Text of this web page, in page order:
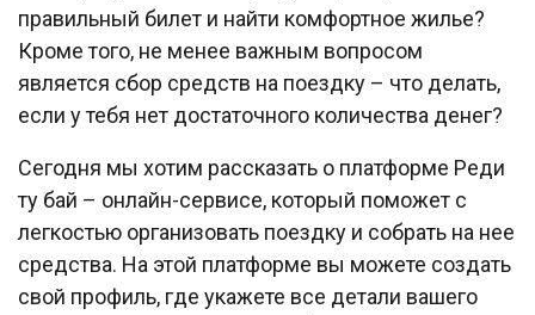
правильный билет и найти комфортное жилье?
Кроме того, не менее важным вопросом
является сбор средств на поездку – что делать,
если у тебя нет достаточного количества денег?
Сегодня мы хотим рассказать о платформе Реди
ту бай – онлайн-сервисе, который поможет с
легкостью организовать поездку и собрать на нее
средства. На этой платформе вы можете создать
свой профиль, где укажете все детали вашего